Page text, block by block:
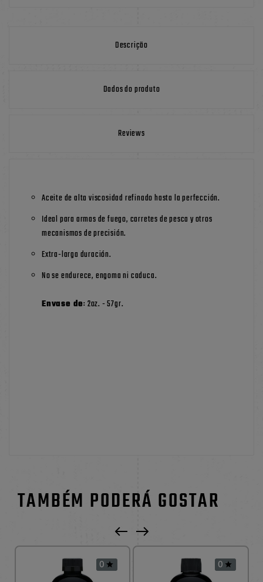
Descrição
Dados do produto
Reviews
Aceite de alta viscosidad refinado hasta la perfección.
Ideal para armas de fuego, carretes de pesca y otros
mecanismos de precisión.
Extra-larga duración.
No se endurece, engoma ni caduca.
Envase de: 2oz. - 57gr.
TAMBÉM PODERÁ GOSTAR
0  0 